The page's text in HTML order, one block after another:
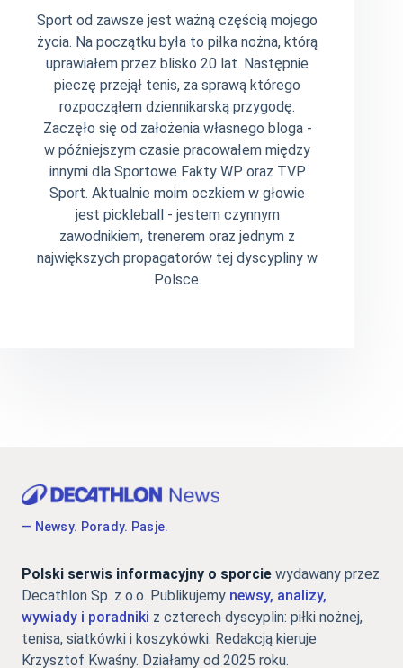
Sport od zawsze jest ważną częścią mojego
życia. Na początku była to piłka nożna, którą
uprawiałem przez blisko 20 lat. Następnie
pieczę przejął tenis, za sprawą którego
rozpocząłem dziennikarską przygodę.
Zaczęło się od założenia własnego bloga -
w późniejszym czasie pracowałem między
innymi dla Sportowe Fakty WP oraz TVP
Sport. Aktualnie moim oczkiem w głowie
jest pickleball - jestem czynnym
zawodnikiem, trenerem oraz jednym z
największych propagatorów tej dyscypliny w
Polsce.
— Newsy. Porady. Pasje.
Polski serwis informacyjny o sporcie wydawany przez
Decathlon Sp. z o.o. Publikujemy newsy, analizy,
wywiady i poradniki z czterech dyscyplin: piłki nożnej,
tenisa, siatkówki i koszykówki. Redakcją kieruje
Krzysztof Kwaśny. Działamy od 2025 roku.